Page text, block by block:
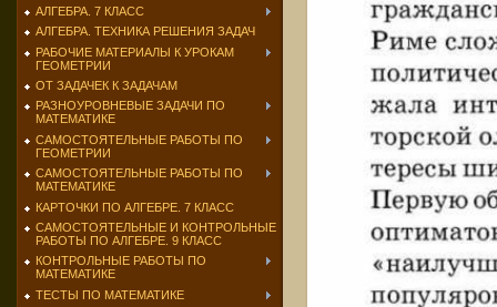
АЛГЕБРА. 7 КЛАСС
АЛГЕБРА. ТЕХНИКА РЕШЕНИЯ ЗАДАЧ
РАБОЧИЕ МАТЕРИАЛЫ К УРОКАМ
ГЕОМЕТРИИ
ОТ ЗАДАЧЕК К ЗАДАЧАМ
РАЗНОУРОВНЕВЫЕ ЗАДАЧИ ПО
МАТЕМАТИКЕ
САМОСТОЯТЕЛЬНЫЕ РАБОТЫ ПО
ГЕОМЕТРИИ
САМОСТОЯТЕЛЬНЫЕ РАБОТЫ ПО
МАТЕМАТИКЕ
КАРТОЧКИ ПО АЛГЕБРЕ. 7 КЛАСС
САМОСТОЯТЕЛЬНЫЕ И КОНТРОЛЬНЫЕ
РАБОТЫ ПО АЛГЕБРЕ. 9 КЛАСС
КОНТРОЛЬНЫЕ РАБОТЫ ПО
МАТЕМАТИКЕ
ТЕСТЫ ПО МАТЕМАТИКЕ